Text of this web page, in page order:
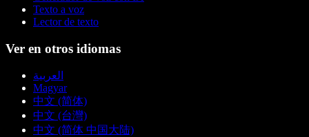
Texto a voz
Lector de texto
Ver en otros idiomas
العربية
Magyar
中文 (简体)
中文 (台灣)
中文 (简体 中国大陆)